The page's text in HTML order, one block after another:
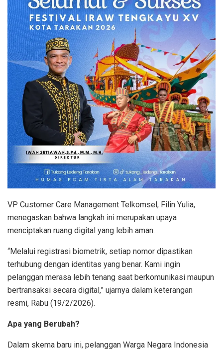
VP Customer Care Management Telkomsel, Filin Yulia,
menegaskan bahwa langkah ini merupakan upaya
menciptakan ruang digital yang lebih aman.
“Melalui registrasi biometrik, setiap nomor dipastikan
terhubung dengan identitas yang benar. Kami ingin
pelanggan merasa lebih tenang saat berkomunikasi maupun
bertransaksi secara digital,” ujarnya dalam keterangan
resmi, Rabu (19/2/2026).
Apa yang Berubah?
Dalam skema baru ini, pelanggan Warga Negara Indonesia